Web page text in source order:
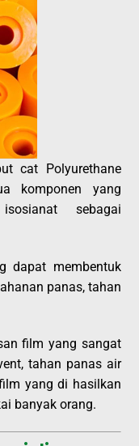
cat Polyurethane
komponen yang
sebagai
dapat membentuk
panas, tahan
film yang sangat
tahan panas air
yang di hasilkan
banyak orang.